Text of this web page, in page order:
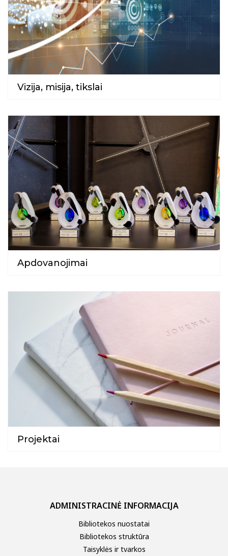
Vizija, misija, tikslai
Apdovanojimai
Projektai
ADMINISTRACINĖ INFORMACIJA
Bibliotekos nuostatai
Bibliotekos struktūra
Taisyklės ir tvarkos